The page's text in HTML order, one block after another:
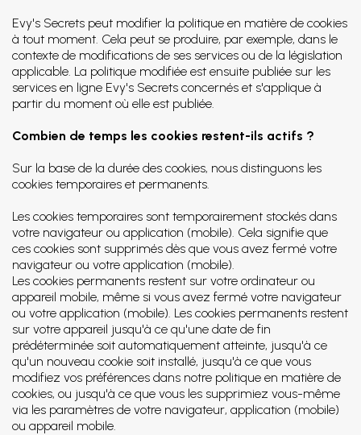
Evy's Secrets peut modifier la politique en matière de cookies
à tout moment. Cela peut se produire, par exemple, dans le
contexte de modifications de ses services ou de la législation
applicable. La politique modifiée est ensuite publiée sur les
services en ligne Evy's Secrets concernés et s'applique à
partir du moment où elle est publiée.
Combien de temps les cookies restent-ils actifs ?
Sur la base de la durée des cookies, nous distinguons les
cookies temporaires et permanents.
Les cookies temporaires sont temporairement stockés dans
votre navigateur ou application (mobile). Cela signifie que
ces cookies sont supprimés dès que vous avez fermé votre
navigateur ou votre application (mobile).
Les cookies permanents restent sur votre ordinateur ou
appareil mobile, même si vous avez fermé votre navigateur
ou votre application (mobile). Les cookies permanents restent
sur votre appareil jusqu'à ce qu'une date de fin
prédéterminée soit automatiquement atteinte, jusqu'à ce
qu'un nouveau cookie soit installé, jusqu'à ce que vous
modifiez vos préférences dans notre politique en matière de
cookies, ou jusqu'à ce que vous les supprimiez vous-même
via les paramètres de votre navigateur, application (mobile)
ou appareil mobile.